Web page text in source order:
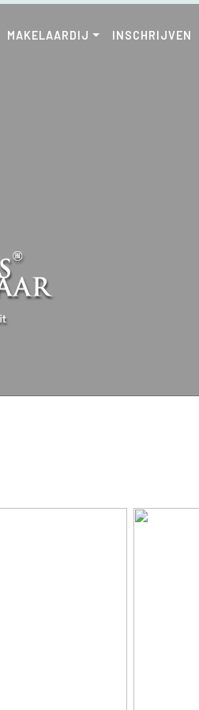
MAKELAARDIJ INSCHRIJVEN